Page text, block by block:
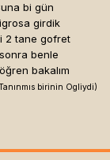
bi gün
girdik
2 tane gofret
benle
bakalım
birinin Ogliydi)